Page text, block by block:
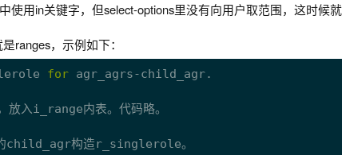
使用in关键字，但select-options里没有向用户取范围，这时候就
ranges，示例如下：
for agr_agrs-child_agr.
入i_range内表。代码略。
child_agr构造r_singlerole。